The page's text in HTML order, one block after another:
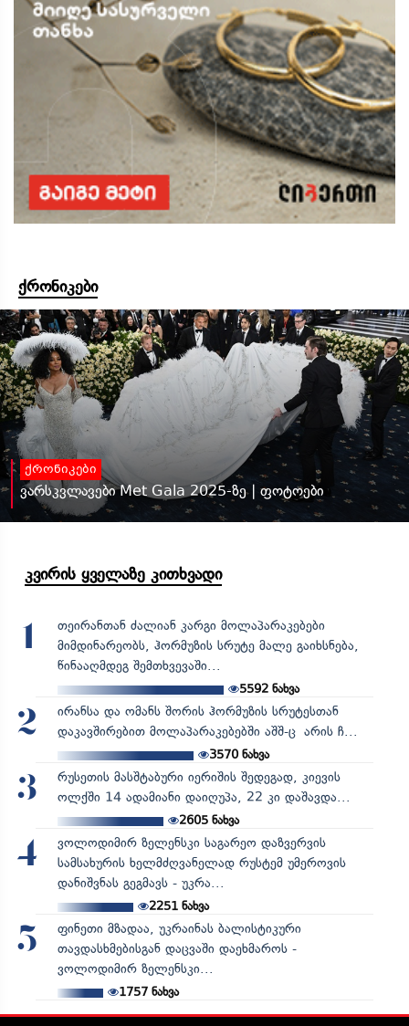
ქრონიკები
ქრონიკები
ვარსკვლავები Met Gala 2025-ზე | ფოტოები
კვირის ყველაზე კითხვადი
1
თეირანთან ძალიან კარგი მოლაპარაკებები
მიმდინარეობს, ჰორმუზის სრუტე მალე გაიხსნება,
წინააღმდეგ შემთხვევაში...
5592 ნახვა
2
ირანსა და ომანს შორის ჰორმუზის სრუტესთან
დაკავშირებით მოლაპარაკებებში აშშ-ც არის ჩ...
3570ნახვა
3
რუსეთის მასშტაბური იერიშის შედეგად, კიევის
ოლქში 14 ადამიანი დაიღუპა, 22 კი დაშავდა...
2605ნახვა
4
ვოლოდიმირ ზელენსკი საგარეო დაზვერვის
სამსახურის ხელმძღვანელად რუსტემ უმეროვის
დანიშვნას გეგმავს - უკრა...
2251ნახვა
5
ფინეთი მზადაა, უკრაინას ბალისტიკური
თავდასხმებისგან დაცვაში დაეხმაროს -
ვოლოდიმირ ზელენსკი...
1757ნახვა